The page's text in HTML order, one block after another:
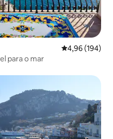
4,96 de uma
4,96 (194)
para o mar
dos hóspedes